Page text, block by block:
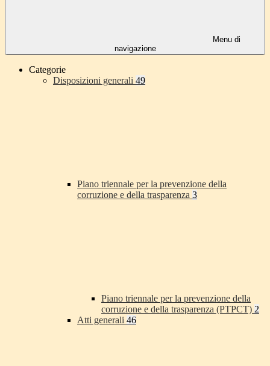
Menu di
navigazione
Categorie
Disposizioni generali 49
Piano triennale per la prevenzione della
corruzione e della trasparenza 3
Piano triennale per la prevenzione della
corruzione e della trasparenza (PTPCT) 2
Atti generali 46